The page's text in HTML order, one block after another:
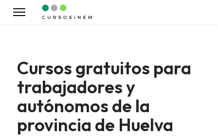
Cursos gratuitos para
trabajadores y
autónomos de la
provincia de Huelva